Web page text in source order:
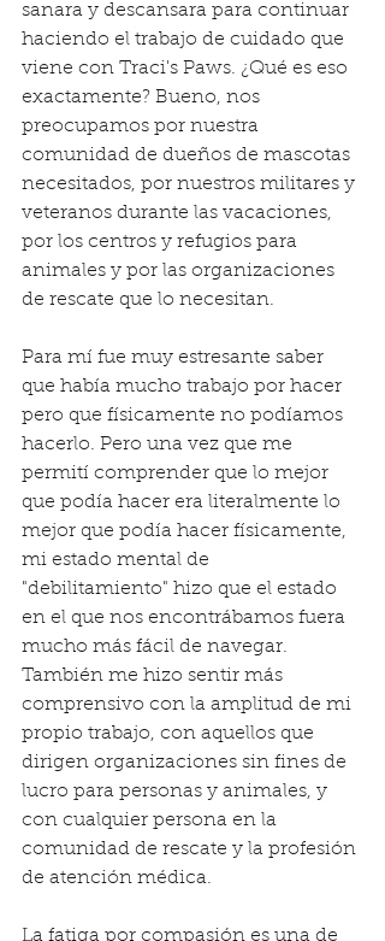
sanara y descansara para continuar
haciendo el trabajo de cuidado que
viene con Traci's Paws. ¿Qué es eso
exactamente? Bueno, nos
preocupamos por nuestra
comunidad de dueños de mascotas
necesitados, por nuestros militares y
veteranos durante las vacaciones,
por los centros y refugios para
animales y por las organizaciones
de rescate que lo necesitan.
Para mí fue muy estresante saber
que había mucho trabajo por hacer
pero que físicamente no podíamos
hacerlo. Pero una vez que me
permití comprender que lo mejor
que podía hacer era literalmente lo
mejor que podía hacer físicamente,
mi estado mental de
"debilitamiento" hizo que el estado
en el que nos encontrábamos fuera
mucho más fácil de navegar.
También me hizo sentir más
comprensivo con la amplitud de mi
propio trabajo, con aquellos que
dirigen organizaciones sin fines de
lucro para personas y animales, y
con cualquier persona en la
comunidad de rescate y la profesión
de atención médica.
La fatiga por compasión es una de